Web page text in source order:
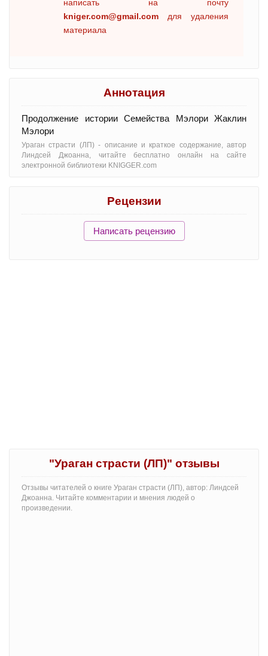
написать на почту
kniger.com@gmail.com для удаления
материала
Аннотация
Продолжение истории Семейства Мэлори Жаклин
Мэлори
Ураган страсти (ЛП) - oписание и краткое содержание, автор
Линдсей Джоанна, читайте бесплатно онлайн на сайте
электронной библиотеки KNIGGER.com
Рецензии
Написать рецензию
"Ураган страсти (ЛП)" отзывы
Отзывы читателей о книге Ураган страсти (ЛП), автор: Линдсей
Джоанна. Читайте комментарии и мнения людей о
произведении.